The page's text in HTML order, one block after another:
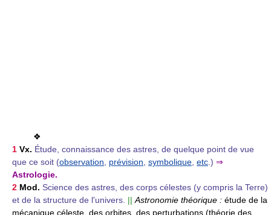
❖
1 Vx. Étude, connaissance des astres, de quelque point de vue
que ce soit (observation, prévision, symbolique, etc.) ⇒
Astrologie.
2 Mod. Science des astres, des corps célestes (y compris la Terre)
et de la structure de l'univers. || Astronomie théorique : étude de la
mécanique céleste, des orbites, des perturbations (théorie des